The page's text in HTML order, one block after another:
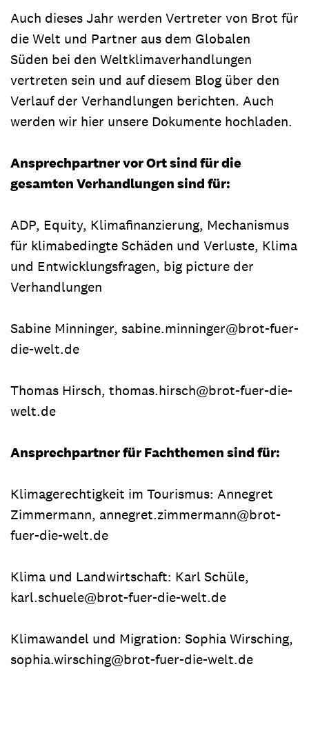
Auch dieses Jahr werden Vertreter von Brot für
die Welt und Partner aus dem Globalen
Süden bei den Weltklimaverhandlungen
vertreten sein und auf diesem Blog über den
Verlauf der Verhandlungen berichten. Auch
werden wir hier unsere Dokumente hochladen.
Ansprechpartner vor Ort sind für die
gesamten Verhandlungen sind für:
ADP, Equity, Klimafinanzierung, Mechanismus
für klimabedingte Schäden und Verluste, Klima
und Entwicklungsfragen, big picture der
Verhandlungen
Sabine Minninger, sabine.minninger@brot-fuer-
die-welt.de
Thomas Hirsch, thomas.hirsch@brot-fuer-die-
welt.de
Ansprechpartner für Fachthemen sind für:
Klimagerechtigkeit im Tourismus: Annegret
Zimmermann, annegret.zimmermann@brot-
fuer-die-welt.de
Klima und Landwirtschaft: Karl Schüle,
karl.schuele@brot-fuer-die-welt.de
Klimawandel und Migration: Sophia Wirsching,
sophia.wirsching@brot-fuer-die-welt.de